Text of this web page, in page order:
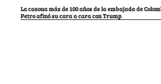
La casona más de 100 años de la embajada de
Petro afinó su cara a cara con Trump